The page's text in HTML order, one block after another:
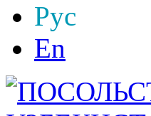
Рус
En